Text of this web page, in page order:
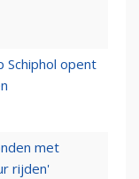
Schiphol opent
met
rijden'